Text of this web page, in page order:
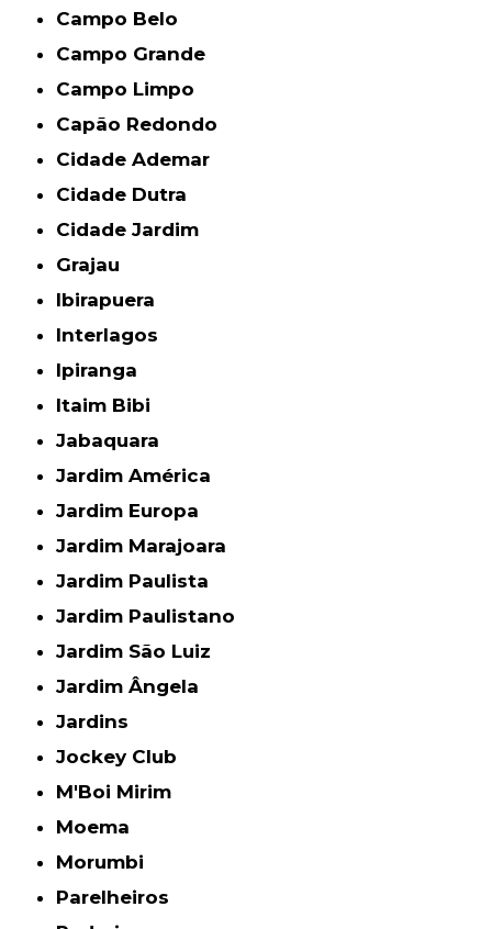
Campo Belo
Campo Grande
Campo Limpo
Capão Redondo
Cidade Ademar
Cidade Dutra
Cidade Jardim
Grajau
Ibirapuera
Interlagos
Ipiranga
Itaim Bibi
Jabaquara
Jardim América
Jardim Europa
Jardim Marajoara
Jardim Paulista
Jardim Paulistano
Jardim São Luiz
Jardim Ângela
Jardins
Jockey Club
M'Boi Mirim
Moema
Morumbi
Parelheiros